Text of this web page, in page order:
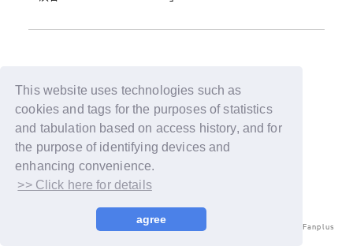
This website uses technologies such as
cookies and tags for the purposes of statistics
and tabulation based on access history, and for
the purpose of identifying devices and
enhancing convenience.
>> Click here for details
agree
Back
© LAPONE ENTERTAINMENT / Fanplus